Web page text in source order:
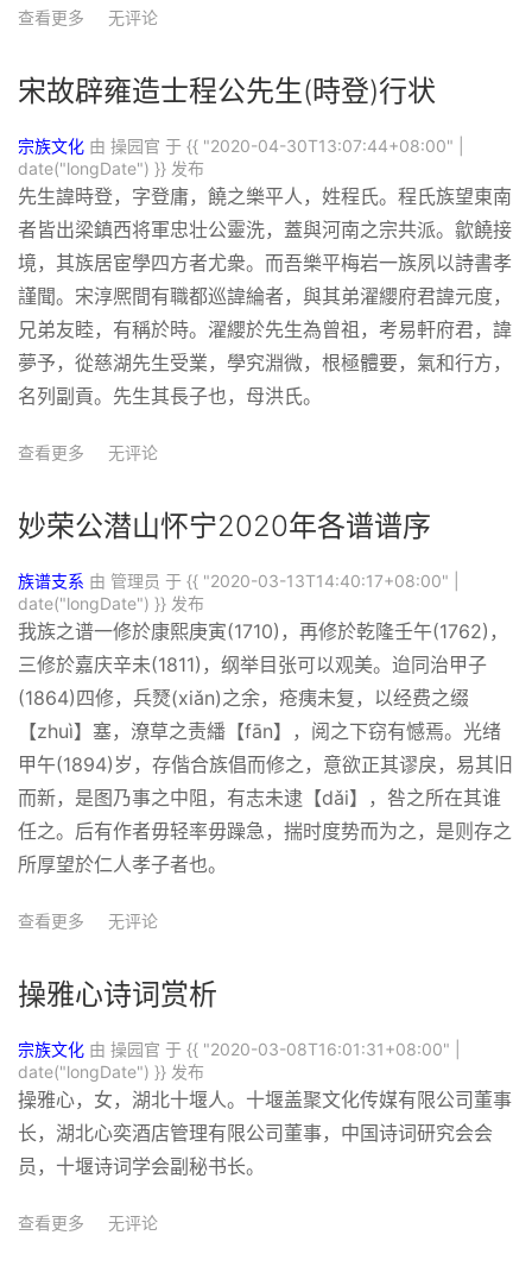
查看更多 无评论
宋故辟雍造士程公先生(時登)行状
宗族文化 由 操园官 于 {{ "2020-04-30T13:07:44+08:00" |
date("longDate") }} 发布
先生諱時登，字登庸，饒之樂平人，姓程氏。程氏族望東南
者皆出梁鎮西将軍忠壮公靈洗，蓋與河南之宗共派。歙饒接
境，其族居宦學四方者尤衆。而吾樂平梅岩一族夙以詩書孝
謹聞。宋淳熈間有職都巡諱綸者，與其弟濯纓府君諱元度，
兄弟友睦，有稱於時。濯纓於先生為曾祖，考易軒府君，諱
夢予，從慈湖先生受業，學究淵微，根極體要，氣和行方，
名列副貢。先生其長子也，母洪氏。
查看更多 无评论
妙荣公潜山怀宁2020年各谱谱序
族谱支系 由 管理员 于 {{ "2020-03-13T14:40:17+08:00" |
date("longDate") }} 发布
我族之谱一修於康熙庚寅(1710)，再修於乾隆壬午(1762)，
三修於嘉庆辛未(1811)，纲举目张可以观美。迨同治甲子
(1864)四修，兵燹(xiǎn)之余，疮痍未复，以经费之缀
【zhuì】塞，潦草之责繙【fān】，阅之下窃有憾焉。光绪
甲午(1894)岁，存偕合族倡而修之，意欲正其谬戾，易其旧
而新，是图乃事之中阻，有志未逮【dǎi】，咎之所在其谁
任之。后有作者毋轻率毋躁急，揣时度势而为之，是则存之
所厚望於仁人孝子者也。
查看更多 无评论
操雅心诗词赏析
宗族文化 由 操园官 于 {{ "2020-03-08T16:01:31+08:00" |
date("longDate") }} 发布
操雅心，女，湖北十堰人。十堰盖聚文化传媒有限公司董事
长，湖北心奕酒店管理有限公司董事，中国诗词研究会会
员，十堰诗词学会副秘书长。
查看更多 无评论